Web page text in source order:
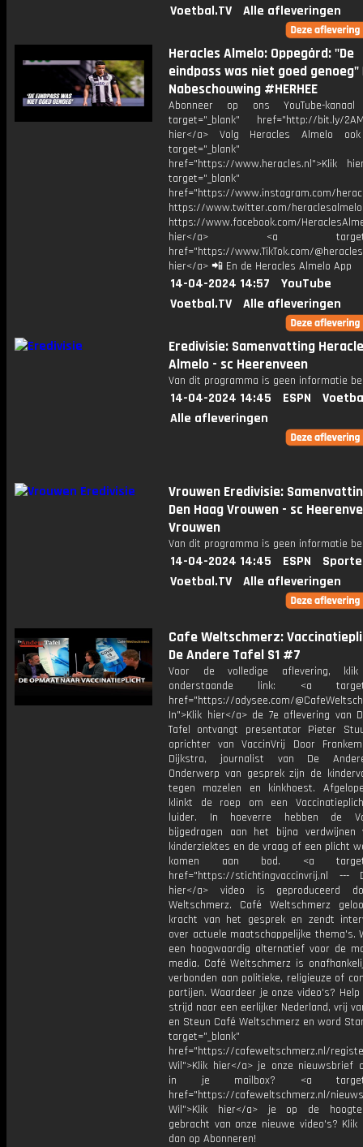
Voetbal.TV
Alle afleveringen
Heracles Almelo: Oppegård: "De
eindpass was niet goed genoeg"
Nabeschouwing #HERHEE
Abonneer op ons YouTube-
target="_blank" href="http://bit.ly/
hier</a> Volg Heracles Almelo
target="_blank"
href="https://www.heracles.nl">Klik
target="_blank"
href="https://www.instagram.com/
https://www.twitter.com/heraclesalmelo
https://www.facebook.com/
hier</a> <a
href="https://www.TikTok.com/
hier</a> 📲 En de Heracles Almelo App
14-04-2024 14:57
YouTube
Voetbal.TV
Alle afleveringen
Eredivisie: Samenvatting
Almelo - sc Heerenveen
Van dit programma is geen informatie
14-04-2024 14:45 ESPN
Alle afleveringen
Vrouwen Eredivisie:
Den Haag Vrouwen - sc
Vrouwen
Van dit programma is geen informatie
14-04-2024 14:45 ESPN
Voetbal.TV
Alle afleveringen
Cafe Weltschmerz:
De Andere Tafel S1 #7
Voor de volledige aflevering,
onderstaande link: <a
href="https://odysee.com/
In">Klik hier</a> de 7e aflevering van
Tafel ontvangt presentator Pieter
oprichter van VaccinVrij Door
Dijkstra, journalist van De
Onderwerp van gesprek zijn de
tegen mazelen en kinkhoest.
klinkt de roep om een
luider. In hoeverre hebben de
bijgedragen aan het bijna verdwijnen
kinderziektes en de vraag of een plicht
komen aan bod. <a
href="https://stichtingvaccinvrij.nl ---
hier</a> video is geproduceerd
Weltschmerz. Café Weltschmerz
kracht van het gesprek en zendt
over actuele maatschappelijke thema's.
een hoogwaardig alternatief voor de
media. Café Weltschmerz is
verbonden aan politieke, religieuze of
partijen. Waardeer je onze video's?
strijd naar een eerlijker Nederland, vrij
en Steun Café Weltschmerz en word
target="_blank"
href="https://cafeweltschmerz.nl/
Wil">Klik hier</a> je onze nieuwsbrief
in je mailbox? <a
href="https://cafeweltschmerz.nl/
Wil">Klik hier</a> je op de
gebracht van onze nieuwe video's? Klik
dan op Abonneren!